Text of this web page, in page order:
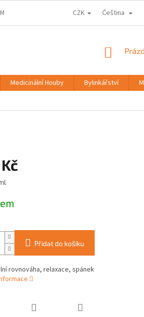
KE ZPRACOVÁNÍ OSOBNÍCH ÚDAJŮ
CZK Čeština
Medicinální Houby Bylinkářství
Přidat do košíku
rovnováha, relaxace, spánek